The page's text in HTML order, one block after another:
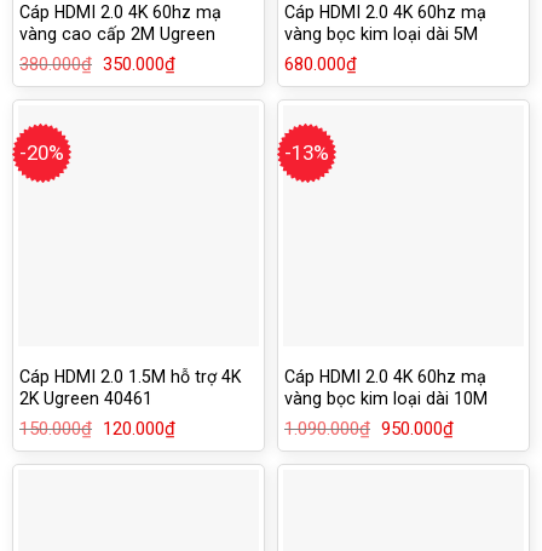
Cáp HDMI 2.0 4K 60hz mạ
vàng cao cấp 2M Ugreen
50108
380.000₫ Giá
là:
350.000₫Giá
hiện
tại
Cáp HDMI 2.0 4K 60hz mạ
vàng bọc kim loại dài 5M
Ugreen 50110
680.000₫
-20%
Cáp HDMI 2.0 1.5M hỗ trợ 4K
2K Ugreen 40461
150.000₫
Giá
là:
120.000₫Giá
hiện
tại
-13%
Cáp HDMI 2.0 4K 60hz mạ
vàng bọc kim loại dài 10M
Ugreen 50112
1.090.000₫ Giá
là:
950.000₫Giá
hiện
tại